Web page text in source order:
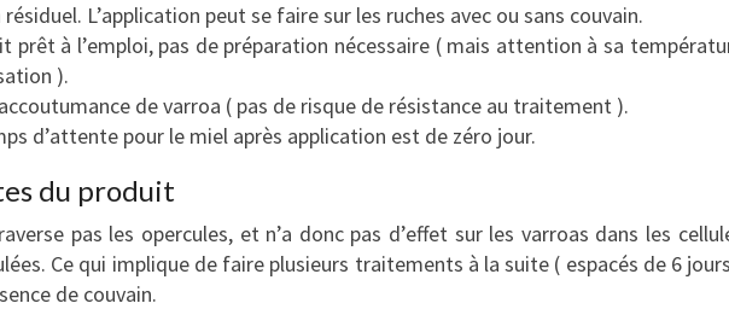
L’application peut se faire sur les ruches avec ou sans couvain.
prêt à l’emploi, pas de préparation nécessaire ( mais attention à sa
).
de varroa ( pas de risque de résistance au traitement ).
d’attente pour le miel après application est de zéro jour.
du produit
pas les opercules, et n’a donc pas d’effet sur les varroas dans les
Ce qui implique de faire plusieurs traitements à la suite ( espacés de 6
de couvain.